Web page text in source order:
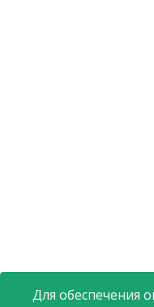
Для обеспечения